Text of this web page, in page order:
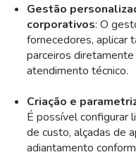
Gestão
corporativos: O
fornecedores, aplicar
parceiros
atendimento técnico.
Criação e
É possível configurar
de custo, alçadas de
adiantamento